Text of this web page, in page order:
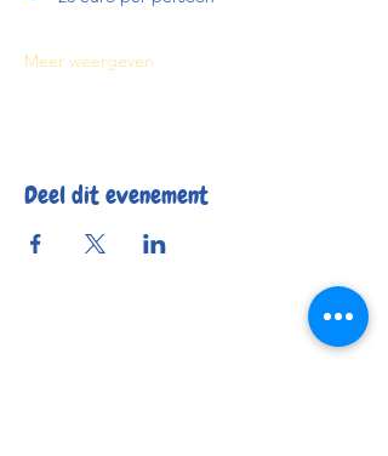
Meer weergeven
Deel dit evenement